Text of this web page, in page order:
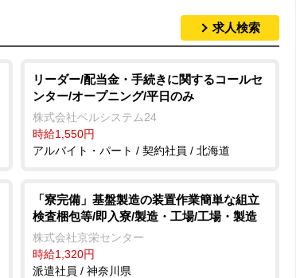
t
e
求人検索
リーダー/配当金・手続きに関するコールセ
ンター/オープニング/平日のみ
株式会社ベルシステム24
時給1,550円
アルバイト・パート / 契約社員 / 北海道
「寮完備」基盤製造の装置作業簡単な組立
検査梱包等/即入寮/製造・工場/工場・製造
株式会社京栄センター
時給1,320円
派遣社員 / 神奈川県